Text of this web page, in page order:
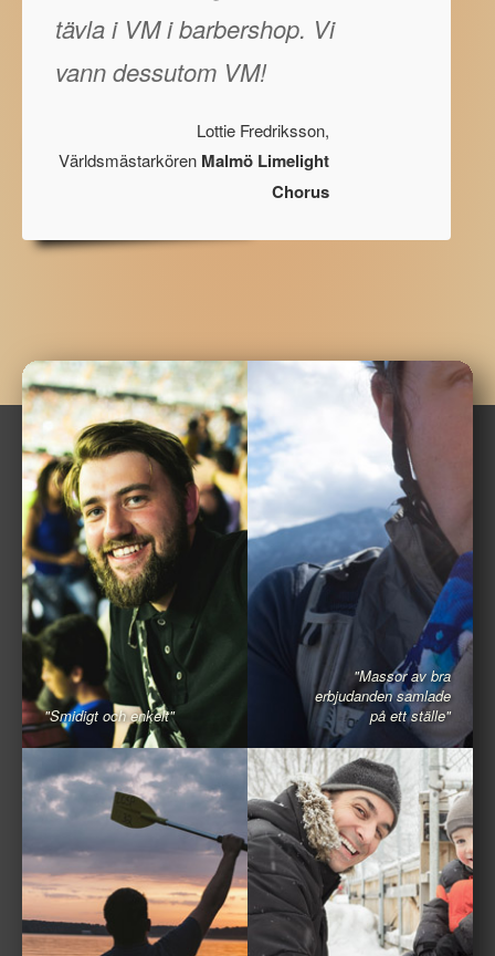
tävla i VM i barbershop. Vi
vann dessutom VM!
Lottie Fredriksson,
Världsmästarkören Malmö Limelight
Chorus
"Smidigt och enkelt"
"Massor av bra
erbjudanden samlade
på ett ställe"